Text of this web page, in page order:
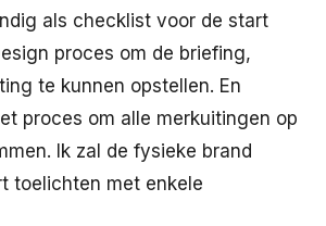
als checklist voor de start
proces om de briefing,
te kunnen opstellen. En
proces om alle merkuitingen op
Ik zal de fysieke brand
toelichten met enkele